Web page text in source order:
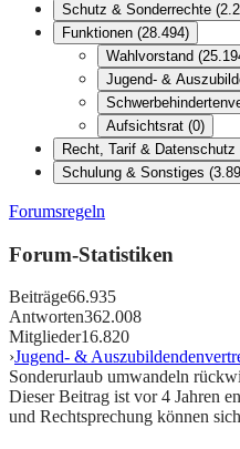
Schutz & Sonderrechte (
Funktionen (28.494)
Wahlvorstand (
Jugend- &
Aufsichtsrat (0)
Recht, Tarif & Datenschutz
Schulung & Sonstiges (
Forumsregeln
Forum-Statistiken
Beiträge66.935
Antworten362.008
Mitglieder16.820
›Jugend- &
Sonderurlaub umwandeln
Dieser Beitrag ist vor4 Jahren
und Rechtsprechung können